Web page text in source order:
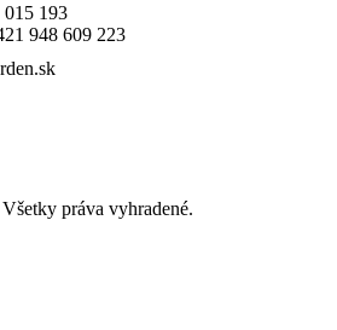
015 193
948 609 223
práva vyhradené.